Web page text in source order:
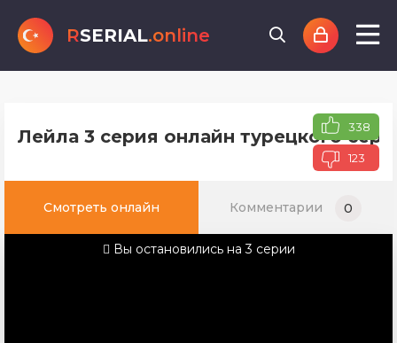
RSERIAL.online
Лейла 3 серия онлайн турецкого 338
123
Смотреть онлайн Комментарии 0
Вы остановились на 3 серии